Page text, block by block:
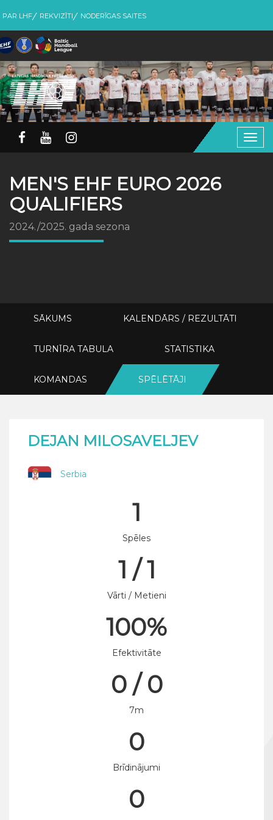
PAR LHF REKVIZĪTI NODERĪGAS SAITES
MEN'S EHF EURO 2026
QUALIFIERS
2024./2025. gada sezona
SĀKUMS KALENDĀRS / REZULTĀTI
TURNĪRA TABULA STATISTIKA
KOMANDAS SPĒLĒTĀJI
DEJAN MILOSAVELJEV
Serbia
1
Spēles
1 / 1
Vārti / Metieni
100%
Efektivitāte
0 / 0
7m
0
Brīdinājumi
0